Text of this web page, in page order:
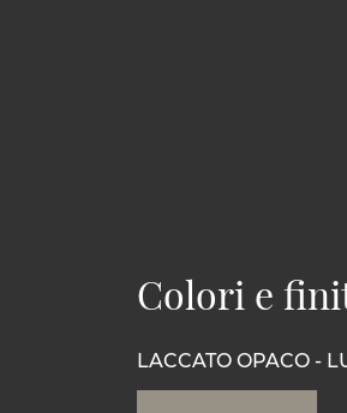
Colori e
LACCATO OPACO -